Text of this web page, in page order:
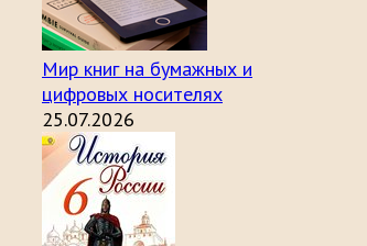
Мир книг на бумажных и
цифровых носителях
25.07.2026